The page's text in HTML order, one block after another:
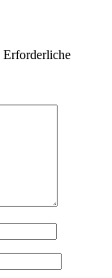
Erforderliche